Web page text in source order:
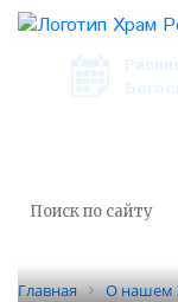
Главная О нашем